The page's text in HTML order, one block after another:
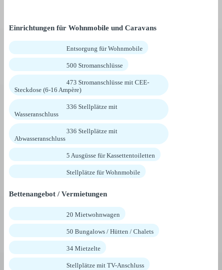
Einrichtungen für Wohnmobile und Caravans
Entsorgung für Wohnmobile
500 Stromanschlüsse
473 Stromanschlüsse mit CEE-
Steckdose (6-16 Ampère)
336 Stellplätze mit
Wasseranschluss
336 Stellplätze mit
Abwasseranschluss
5 Ausgüsse für Kassettentoiletten
Stellplätze für Wohnmobile
Bettenangebot / Vermietungen
20 Mietwohnwagen
50 Bungalows / Hütten / Chalets
34 Mietzelte
Stellplätze mit TV-Anschluss